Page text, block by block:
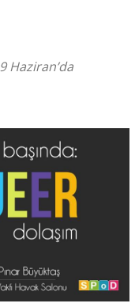
Haziran’da